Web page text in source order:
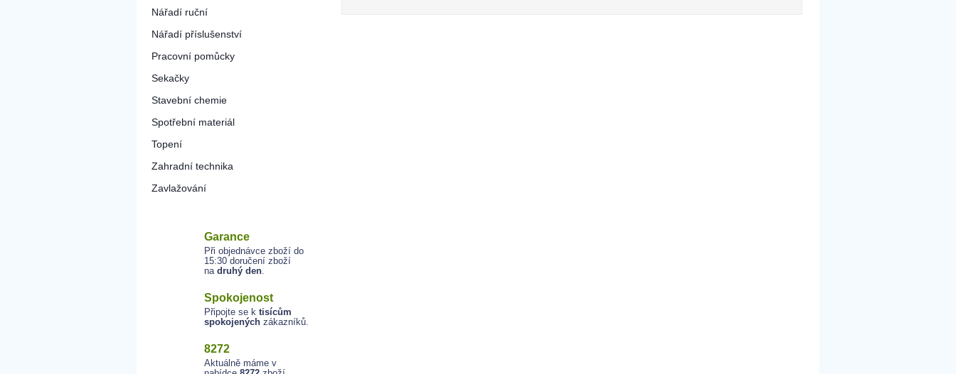
Nářadí ruční
Nářadí příslušenství
Pracovní pomůcky
Sekačky
Stavební chemie
Spotřební materiál
Topení
Zahradní technika
Zavlažování
Garance
Při objednávce zboží do
15:30 doručení zboží
na druhý den.
Spokojenost
Připojte se k tisícům
spokojených zákazníků.
8272
Aktuálně máme v